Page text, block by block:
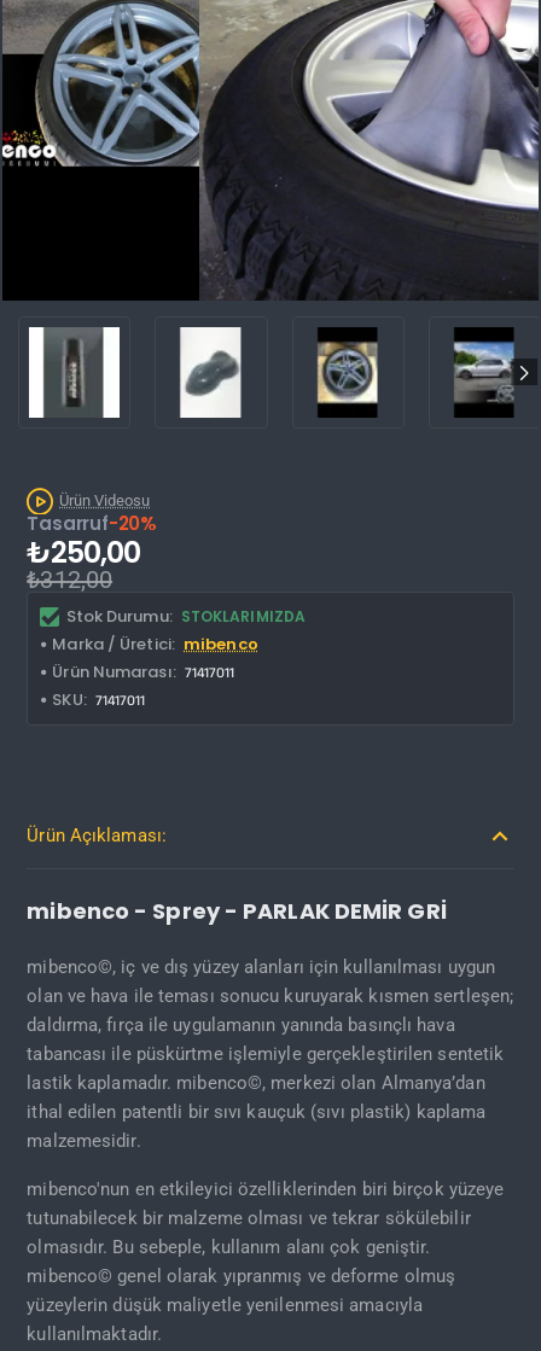
İNDIRIM'DE
Ürün Videosu
Stok Durumu: STOKLARIMIZDA
Marka / Üretici: mibenco
Ürün Numarası: 71417011
SKU: 71417011
Tasarruf-20%
₺250,00
₺312,00
Ürün Açıklaması:
mibenco - Sprey - PARLAK DEMİR GRİ
mibenco©, iç ve dış yüzey alanları için kullanılması uygun
olan ve hava ile teması sonucu kuruyarak kısmen sertleşen;
daldırma, fırça ile uygulamanın yanında basınçlı hava
tabancası ile püskürtme işlemiyle gerçekleştirilen sentetik
lastik kaplamadır. mibenco©, merkezi olan Almanya’dan
ithal edilen patentli bir sıvı kauçuk (sıvı plastik) kaplama
malzemesidir.
mibenco'nun en etkileyici özelliklerinden biri birçok yüzeye
tutunabilecek bir malzeme olması ve tekrar sökülebilir
olmasıdır. Bu sebeple, kullanım alanı çok geniştir.
mibenco© genel olarak yıpranmış ve deforme olmuş
yüzeylerin düşük maliyetle yenilenmesi amacıyla
kullanılmaktadır.